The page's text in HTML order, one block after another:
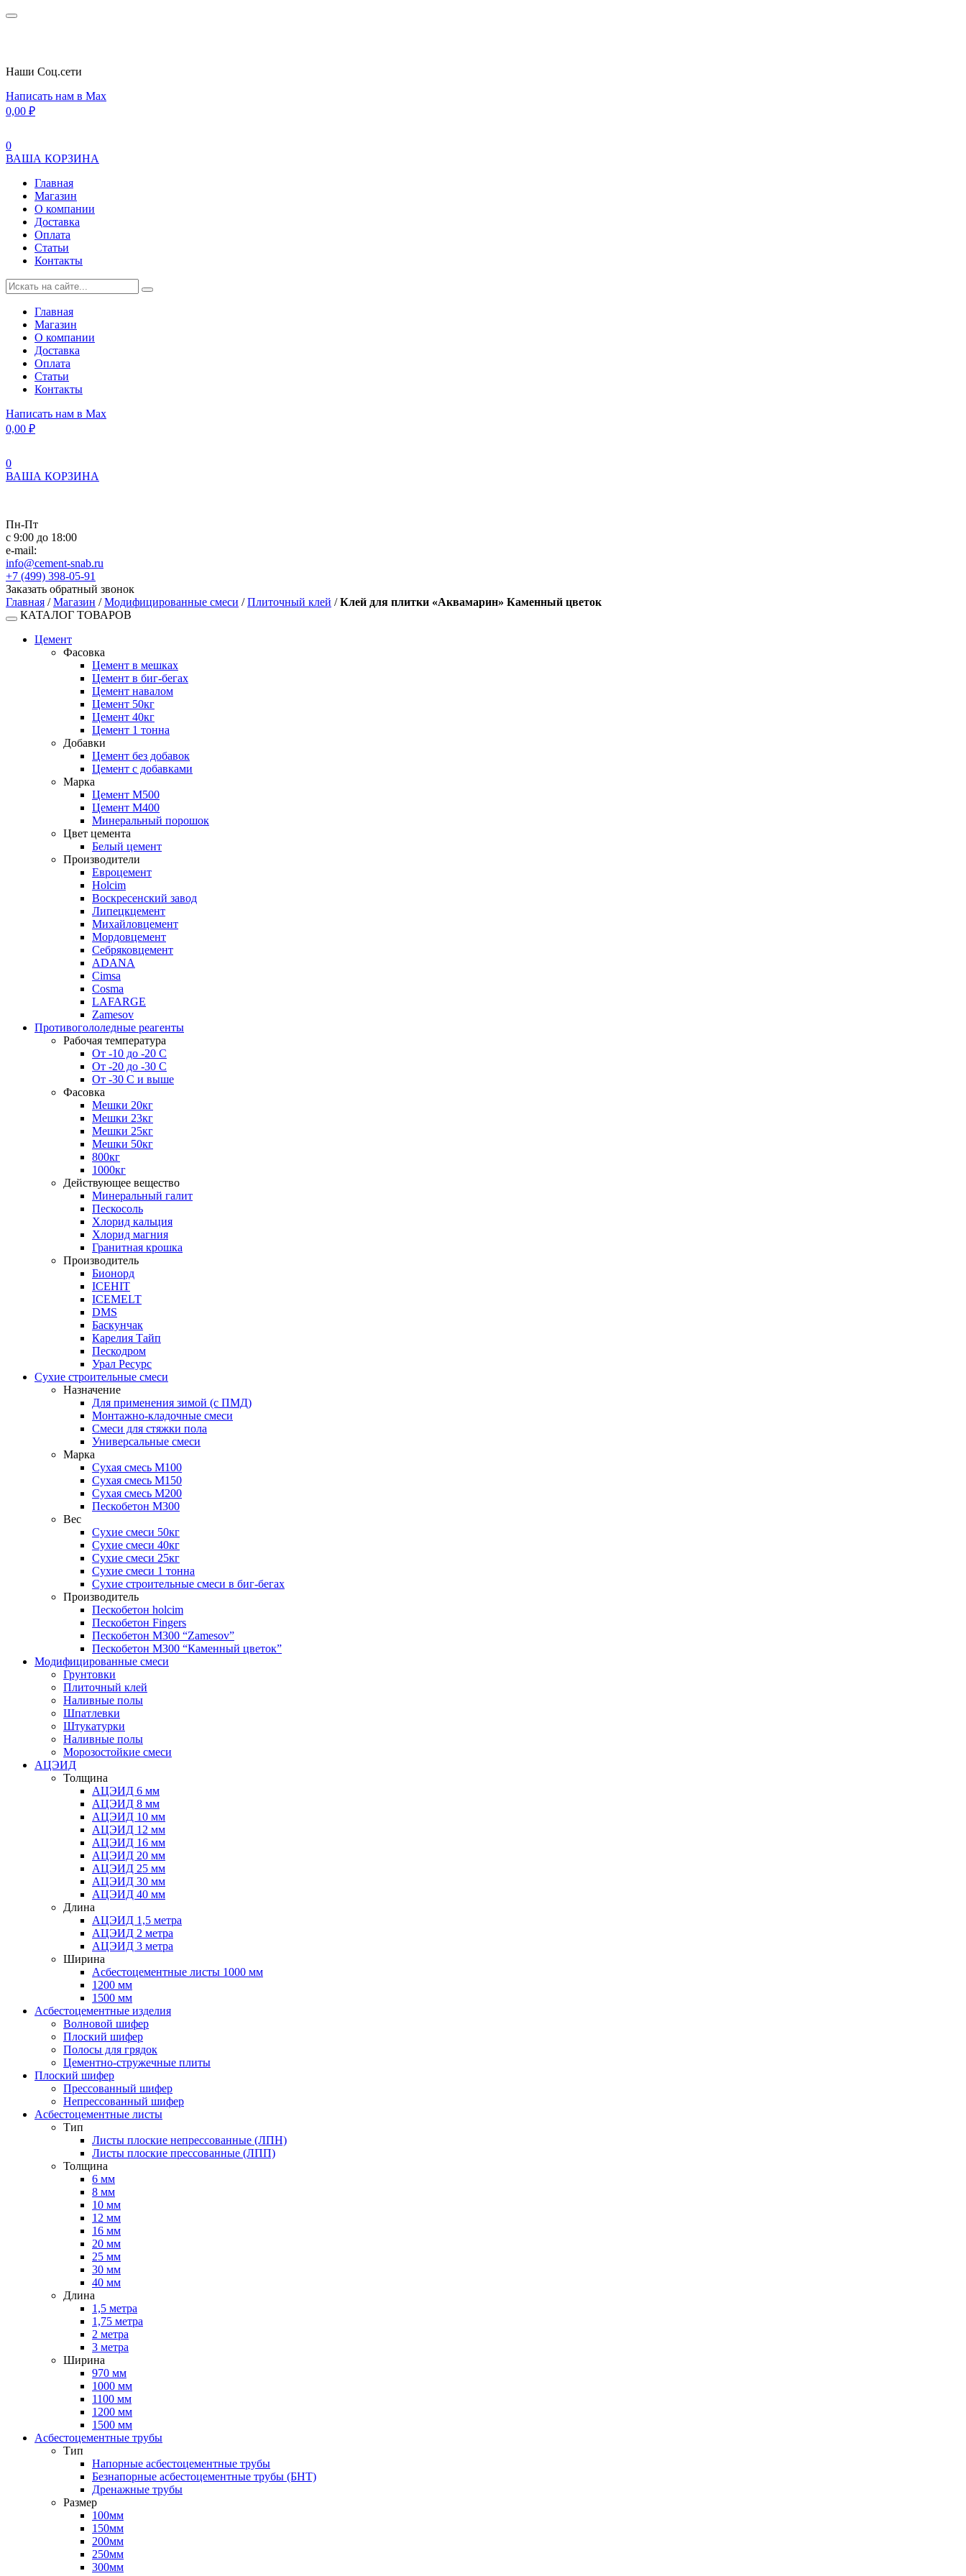
Наши Cоц.сети
Написать нам в Max
0,00 ₽
0
ВАША КОРЗИНА
Главная
Магазин
О компании
Доставка
Оплата
Статьи
Контакты
Главная
Магазин
О компании
Доставка
Оплата
Статьи
Контакты
Написать нам в Max
0,00 ₽
0
ВАША КОРЗИНА
Пн-Пт
с 9:00 до 18:00
e-mail:
info@cement-snab.ru
+7 (499) 398-05-91
Заказать обратный звонок
Главная /Магазин /Модифицированные смеси /Плиточный клей /Клей для плитки «Аквамарин» Каменный цветок
КАТАЛОГ ТОВАРОВ
Цемент
Фасовка
Цемент в мешках
Цемент в биг-бегах
Цемент навалом
Цемент 50кг
Цемент 40кг
Цемент 1 тонна
Добавки
Цемент без добавок
Цемент с добавками
Марка
Цемент М500
Цемент М400
Минеральный порошок
Цвет цемента
Белый цемент
Производители
Евроцемент
Holcim
Воскресенский завод
Липецкцемент
Михайловцемент
Мордовцемент
Себряковцемент
ADANA
Cimsa
Cosma
LAFARGE
Zamesov
Противогололедные реагенты
Рабочая температура
От -10 до -20 С
От -20 до -30 С
От -30 С и выше
Фасовка
Мешки 20кг
Мешки 23кг
Мешки 25кг
Мешки 50кг
800кг
1000кг
Действующее вещество
Минеральный галит
Пескосоль
Хлорид кальция
Хлорид магния
Гранитная крошка
Производитель
Бионорд
ICEHIT
ICEMELT
DMS
Баскунчак
Карелия Тайп
Пескодром
Урал Ресурс
Сухие строительные смеси
Назначение
Для применения зимой (с ПМД)
Монтажно-кладочные смеси
Смеси для стяжки пола
Универсальные смеси
Марка
Сухая смесь М100
Сухая смесь М150
Сухая смесь М200
Пескобетон М300
Вес
Сухие смеси 50кг
Сухие смеси 40кг
Сухие смеси 25кг
Сухие смеси 1 тонна
Сухие строительные смеси в биг-бегах
Производитель
Пескобетон holcim
Пескобетон Fingers
Пескобетон М300 “Zamesov”
Пескобетон М300 “Каменный цветок”
Модифицированные смеси
Грунтовки
Плиточный клей
Наливные полы
Шпатлевки
Штукатурки
Наливные полы
Морозостойкие смеси
АЦЭИД
Толщина
АЦЭИД 6 мм
АЦЭИД 8 мм
АЦЭИД 10 мм
АЦЭИД 12 мм
АЦЭИД 16 мм
АЦЭИД 20 мм
АЦЭИД 25 мм
АЦЭИД 30 мм
АЦЭИД 40 мм
Длина
АЦЭИД 1,5 метра
АЦЭИД 2 метра
АЦЭИД 3 метра
Ширина
Асбестоцементные листы 1000 мм
1200 мм
1500 мм
Асбестоцементные изделия
Волновой шифер
Плоский шифер
Полосы для грядок
Цементно-стружечные плиты
Плоский шифер
Прессованный шифер
Непрессованный шифер
Асбестоцементные листы
Тип
Листы плоские непрессованные (ЛПН)
Листы плоские прессованные (ЛПП)
Толщина
6 мм
8 мм
10 мм
12 мм
16 мм
20 мм
25 мм
30 мм
40 мм
Длина
1,5 метра
1,75 метра
2 метра
3 метра
Ширина
970 мм
1000 мм
1100 мм
1200 мм
1500 мм
Асбестоцементные трубы
Тип
Напорные асбестоцементные трубы
Безнапорные асбестоцементные трубы (БНТ)
Дренажные трубы
Размер
100мм
150мм
200мм
250мм
300мм